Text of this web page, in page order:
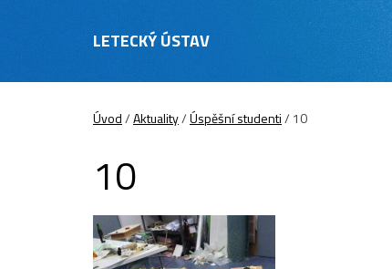
LETECKÝ ÚSTAV
Úvod/Aktuality/Úspěšní studenti/ 10
10